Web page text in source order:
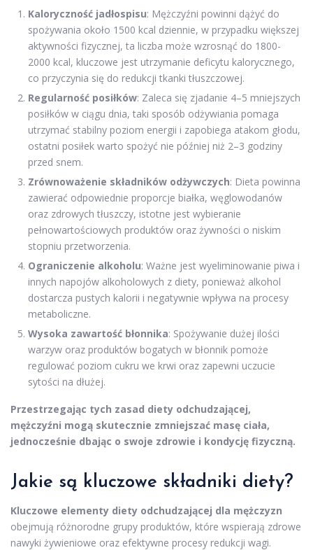
Kaloryczność jadłospisu: Mężczyźni powinni dążyć do
spożywania około 1500 kcal dziennie, w przypadku większej
aktywności fizycznej, ta liczba może wzrosnąć do 1800-
2000 kcal, kluczowe jest utrzymanie deficytu kalorycznego,
co przyczynia się do redukcji tkanki tłuszczowej.
Regularność posiłków: Zaleca się zjadanie 4–5 mniejszych
posiłków w ciągu dnia, taki sposób odżywiania pomaga
utrzymać stabilny poziom energii i zapobiega atakom głodu,
ostatni posiłek warto spożyć nie później niż 2–3 godziny
przed snem.
Zrównoważenie składników odżywczych: Dieta powinna
zawierać odpowiednie proporcje białka, węglowodanów
oraz zdrowych tłuszczy, istotne jest wybieranie
pełnowartościowych produktów oraz żywności o niskim
stopniu przetworzenia.
Ograniczenie alkoholu: Ważne jest wyeliminowanie piwa i
innych napojów alkoholowych z diety, ponieważ alkohol
dostarcza pustych kalorii i negatywnie wpływa na procesy
metaboliczne.
Wysoka zawartość błonnika: Spożywanie dużej ilości
warzyw oraz produktów bogatych w błonnik pomoże
regulować poziom cukru we krwi oraz zapewni uczucie
sytości na dłużej.
Przestrzegając tych zasad diety odchudzającej,
mężczyźni mogą skutecznie zmniejszać masę ciała,
jednocześnie dbając o swoje zdrowie i kondycję fizyczną.
Jakie są kluczowe składniki diety?
Kluczowe elementy diety odchudzającej dla mężczyzn
obejmują różnorodne grupy produktów, które wspierają zdrowe
nawyki żywieniowe oraz efektywne procesy redukcji wagi.